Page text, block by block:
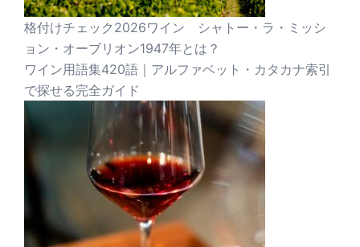
格付けチェック2026ワイン シャトー・ラ・ミッシ
ョン・オーブリオン1947年とは？
ワイン用語集420語｜アルファベット・カタカナ索引
で探せる完全ガイド